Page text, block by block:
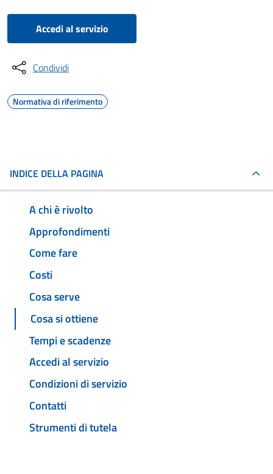
Accedi al servizio
Condividi
Normativa di riferimento
INDICE DELLA PAGINA
A chi è rivolto
Approfondimenti
Come fare
Costi
Cosa serve
Cosa si ottiene
Tempi e scadenze
Accedi al servizio
Condizioni di servizio
Contatti
Strumenti di tutela